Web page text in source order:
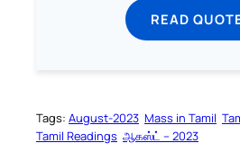
READ
Tags: August-2023 Mass in Tamil
Tamil Readings ஆகஸ்ட் – 2023